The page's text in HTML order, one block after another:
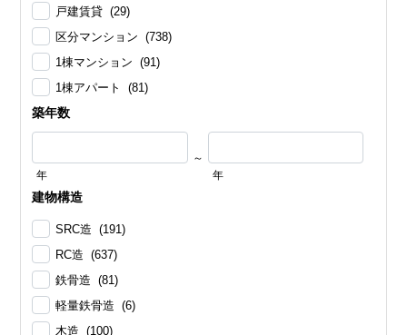
戸建賃貸 (29)
区分マンション (738)
1棟マンション (91)
1棟アパート (81)
築年数
年
～
年
建物構造
SRC造 (191)
RC造 (637)
鉄骨造 (81)
軽量鉄骨造 (6)
木造 (100)